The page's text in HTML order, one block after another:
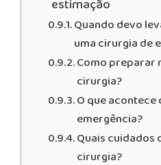
estimação
Quando devo
uma cirurgia de
Como preparar
cirurgia?
O que
emergência?
Quais cuidados
cirurgia?